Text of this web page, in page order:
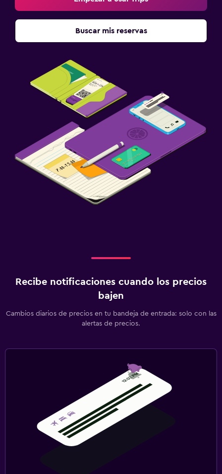
Buscar mis reservas
Recibe notificaciones cuando los precios
bajen
Cambios diarios de precios en tu bandeja de entrada: solo con las
alertas de precios.